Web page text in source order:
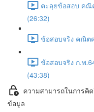
ตะลุยข้อสอบ คณิ
(26:32)
ข้อสอบจริง คณิต
ข้อสอบจริง ก.พ
(43:38)
ความสามารถในการคิ
ข้อมูล